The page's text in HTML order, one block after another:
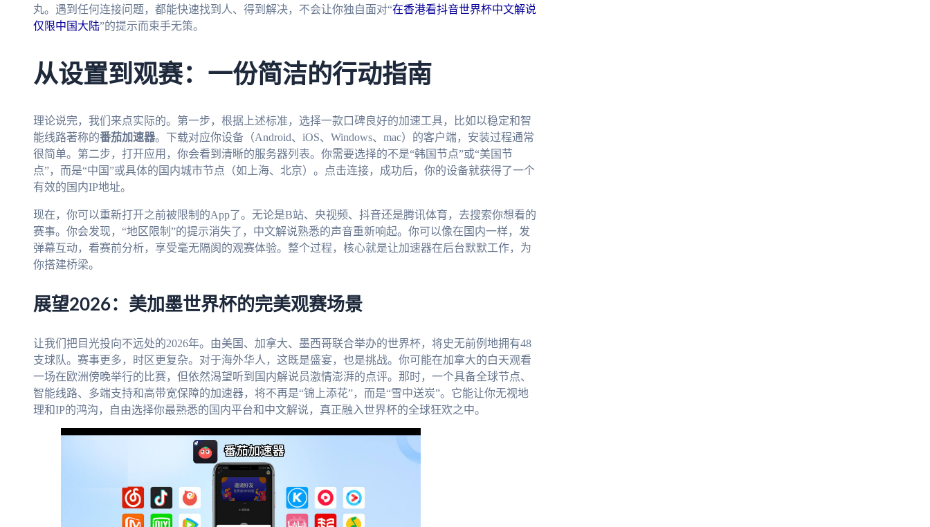
丸。遇到任何连接问题，都能快速找到人、得到解决，不会让你独自面对“在香港看抖音世界杯中文解说
仅限中国大陆”的提示而束手无策。
从设置到观赛：一份简洁的行动指南
理论说完，我们来点实际的。第一步，根据上述标准，选择一款口碑良好的加速工具，比如以稳定和智
能线路著称的番茄加速器。下载对应你设备（Android、iOS、Windows、mac）的客户端，安装过程通常
很简单。第二步，打开应用，你会看到清晰的服务器列表。你需要选择的不是“韩国节点”或“美国节
点”，而是“中国”或具体的国内城市节点（如上海、北京）。点击连接，成功后，你的设备就获得了一个
有效的国内IP地址。
现在，你可以重新打开之前被限制的App了。无论是B站、央视频、抖音还是腾讯体育，去搜索你想看的
赛事。你会发现，“地区限制”的提示消失了，中文解说熟悉的声音重新响起。你可以像在国内一样，发
弹幕互动，看赛前分析，享受毫无隔阂的观赛体验。整个过程，核心就是让加速器在后台默默工作，为
你搭建桥梁。
展望2026：美加墨世界杯的完美观赛场景
让我们把目光投向不远处的2026年。由美国、加拿大、墨西哥联合举办的世界杯，将史无前例地拥有48
支球队。赛事更多，时区更复杂。对于海外华人，这既是盛宴，也是挑战。你可能在加拿大的白天观看
一场在欧洲傍晚举行的比赛，但依然渴望听到国内解说员激情澎湃的点评。那时，一个具备全球节点、
智能线路、多端支持和高带宽保障的加速器，将不再是“锦上添花”，而是“雪中送炭”。它能让你无视地
理和IP的鸿沟，自由选择你最熟悉的国内平台和中文解说，真正融入世界杯的全球狂欢之中。